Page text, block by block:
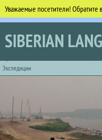
Уважаемые посетители! Обратите
Перейти к основному содержанию
SIBERIAN LANG
Экспедиции